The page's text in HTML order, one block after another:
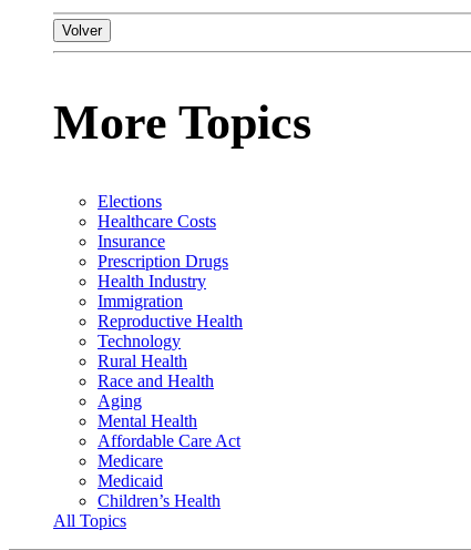
Volver
More Topics
Elections
Healthcare Costs
Insurance
Prescription Drugs
Health Industry
Immigration
Reproductive Health
Technology
Rural Health
Race and Health
Aging
Mental Health
Affordable Care Act
Medicare
Medicaid
Children’s Health
All Topics